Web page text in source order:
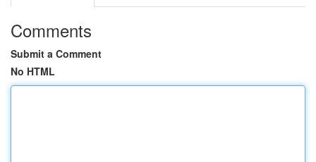
Comments
Submit a Comment
No HTML